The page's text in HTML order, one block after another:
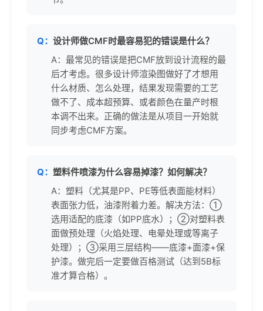
Q： 设计师做CMF时最容易犯的错误是什么？
A：最常见的错误是把CMF放到设计流程的最
后才考虑。很多设计师渲染图做好了才想用
什么材质、怎么处理，结果发现需要的工艺
做不了、成本超预算、或者颜色在量产时根
本调不出来。正确的做法是从项目一开始就
同步考虑CMF方案。
Q： 塑料件喷漆为什么容易掉漆？如何解决？
A：塑料（尤其是PP、PE等低表面能材料）
表面张力低，油漆附着力差。解决方法：①
选用适配的底漆（如PP底水）；②对塑料表
面做预处理（火焰处理、电晕处理或等离子
处理）；③采用三层结构——底漆+面漆+保
护漆。做完后一定要做百格测试（达到5B标
准才算合格）。